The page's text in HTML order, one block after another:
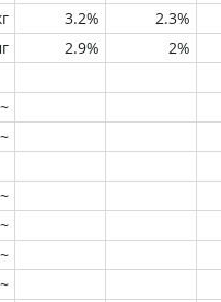
3.2% 2.3%
2.9% 2%
~
~
~
~
~
~